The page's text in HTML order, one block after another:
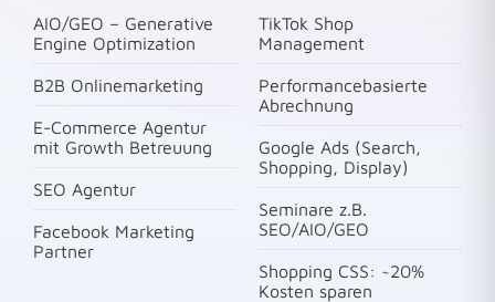
AIO/GEO – Generative
Engine Optimization
B2B Onlinemarketing
E-Commerce Agentur
mit Growth Betreuung
SEO Agentur
Facebook Marketing
Partner
TikTok Shop
Management
Performancebasierte
Abrechnung
Google Ads (Search,
Shopping, Display)
Seminare z.B.
SEO/AIO/GEO
Shopping CSS: ~20%
Kosten sparen